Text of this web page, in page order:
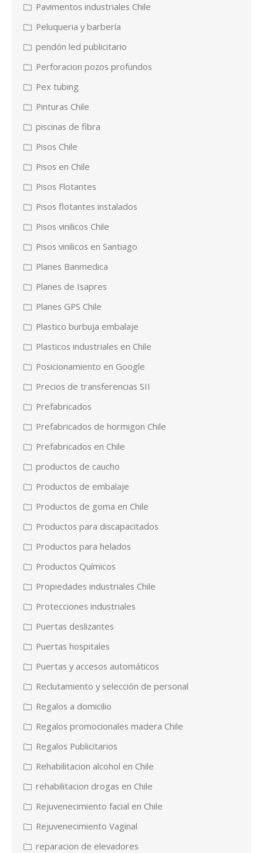
Pavimentos industriales Chile
Peluqueria y barbería
pendón led publicitario
Perforacion pozos profundos
Pex tubing
Pinturas Chile
piscinas de fibra
Pisos Chile
Pisos en Chile
Pisos Flotantes
Pisos flotantes instalados
Pisos vinilicos Chile
Pisos vinilicos en Santiago
Planes Banmedica
Planes de Isapres
Planes GPS Chile
Plastico burbuja embalaje
Plasticos industriales en Chile
Posicionamiento en Google
Precios de transferencias SII
Prefabricados
Prefabricados de hormigon Chile
Prefabricados en Chile
productos de caucho
Productos de embalaje
Productos de goma en Chile
Productos para discapacitados
Productos para helados
Productos Químicos
Propiedades industriales Chile
Protecciones industriales
Puertas deslizantes
Puertas hospitales
Puertas y accesos automáticos
Reclutamiento y selección de personal
Regalos a domicilio
Regalos promocionales madera Chile
Regalos Publicitarios
Rehabilitacion alcohol en Chile
rehabilitacion drogas en Chile
Rejuvenecimiento facial en Chile
Rejuvenecimiento Vaginal
reparacion de elevadores